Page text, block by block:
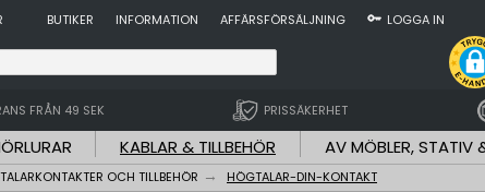
BUTIKER INFORMATION AFFÄRSFÖRSÄLJNING LOGGA IN
FRÅN 49 SEK PRISSÄKERHET
KABLAR & TILLBEHÖR AV MÖBLER, STATIV
OCH TILLBEHÖR HÖGTALAR-DIN-KONTAKT